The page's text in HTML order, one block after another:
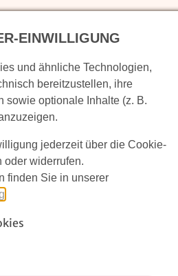
Zur Startseite
finden
Ansatz
frühe Kindheit
EINWILLIGUNG
und ähnliche Technologien,
bereitzustellen, ihre
sowie optionale Inhalte (z. B.
jederzeit über die Cookie-
oder widerrufen.
finden Sie in unserer